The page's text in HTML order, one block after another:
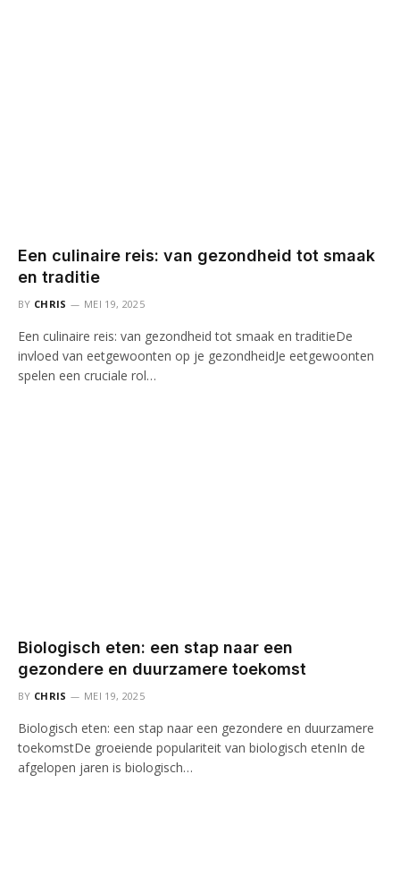
Een culinaire reis: van gezondheid tot smaak
en traditie
BY CHRIS MEI 19, 2025
Een culinaire reis: van gezondheid tot smaak en traditieDe
invloed van eetgewoonten op je gezondheidJe eetgewoonten
spelen een cruciale rol…
Biologisch eten: een stap naar een
gezondere en duurzamere toekomst
BY CHRIS MEI 19, 2025
Biologisch eten: een stap naar een gezondere en duurzamere
toekomstDe groeiende populariteit van biologisch etenIn de
afgelopen jaren is biologisch…